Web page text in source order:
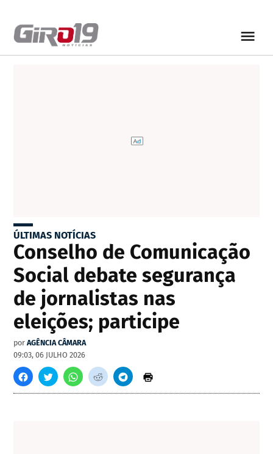
ÚLTIMAS NOTÍCIAS
Conselho de Comunicação
Social debate segurança
de jornalistas nas
eleições; participe
por AGÊNCIA CÂMARA
09:03, 06 JULHO 2026